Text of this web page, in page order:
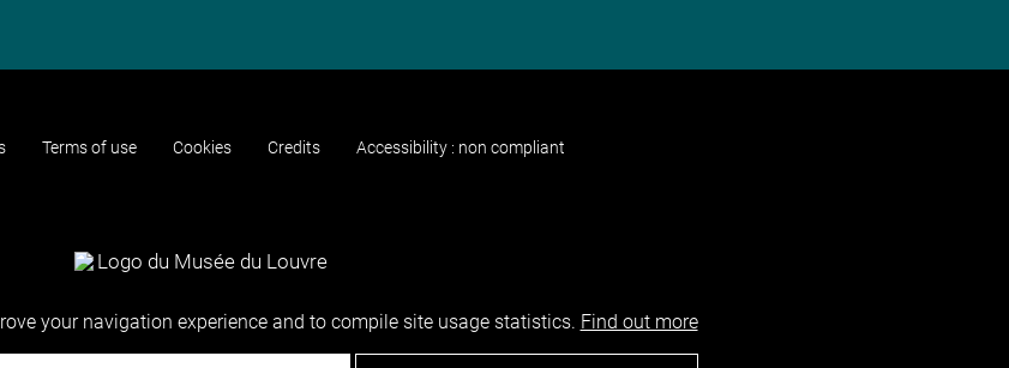
Terms of use Cookies Credits Accessibility : non compliant
your navigation experience and to compile site usage statistics. Find out more